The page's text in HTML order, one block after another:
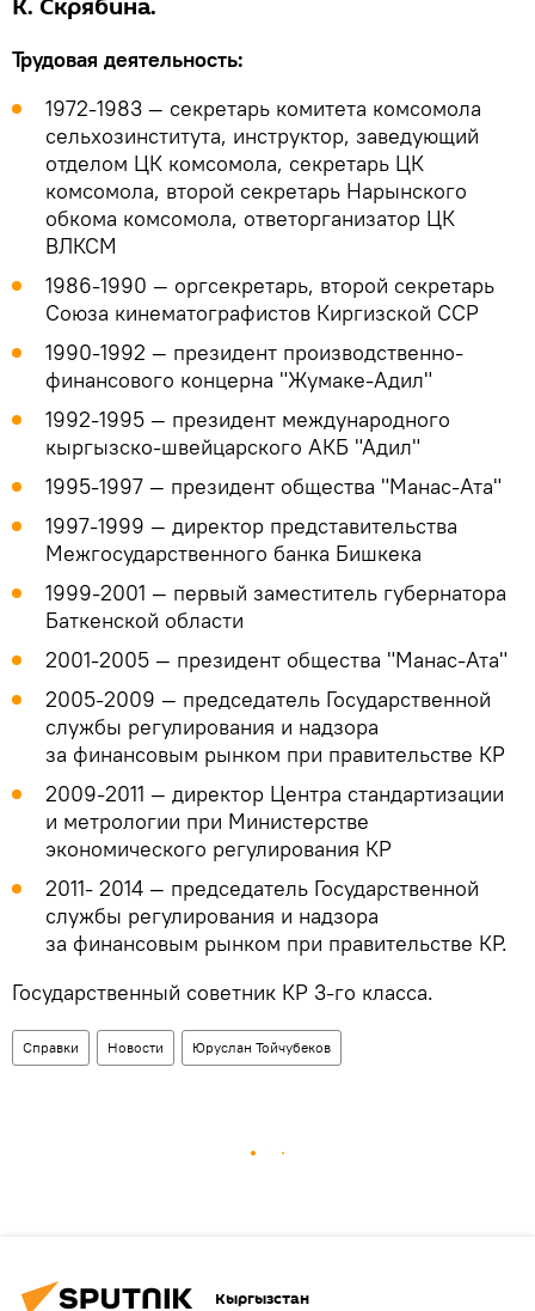
К. Скрябина.
Трудовая деятельность:
1972-1983 — секретарь комитета комсомола
сельхозинститута, инструктор, заведующий
отделом ЦК комсомола, секретарь ЦК
комсомола, второй секретарь Нарынского
обкома комсомола, ответорганизатор ЦК
ВЛКСМ
1986-1990 — оргсекретарь, второй секретарь
Союза кинематографистов Киргизской ССР
1990-1992 — президент производственно-
финансового концерна "Жумаке-Адил"
1992-1995 — президент международного
кыргызско-швейцарского АКБ "Адил"
1995-1997 — президент общества "Манас-Ата"
1997-1999 — директор представительства
Межгосударственного банка Бишкека
1999-2001 — первый заместитель губернатора
Баткенской области
2001-2005 — президент общества "Манас-Ата"
2005-2009 — председатель Государственной
службы регулирования и надзора
за финансовым рынком при правительстве КР
2009-2011 — директор Центра стандартизации
и метрологии при Министерстве
экономического регулирования КР
2011- 2014 — председатель Государственной
службы регулирования и надзора
за финансовым рынком при правительстве КР.
Государственный советник КР 3-го класса.
Справки Новости Юруслан Тойчубеков
Кыргызстан